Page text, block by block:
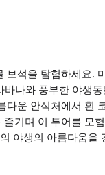
석을 탐험하세요.
나와 풍부한 야생
다운 안식처에서 흰
기며 이 투어를 모
야생의 아름다움을